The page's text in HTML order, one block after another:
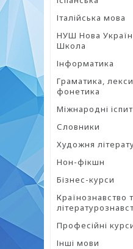
Італійська мова
НУШ Нова
Школа
Інформатика
Граматика,
фонетика
Міжнародні
Словники
Художня
Нон-фікшн
Бізнес-курси
Країнознавство
Професійні
Інші мови